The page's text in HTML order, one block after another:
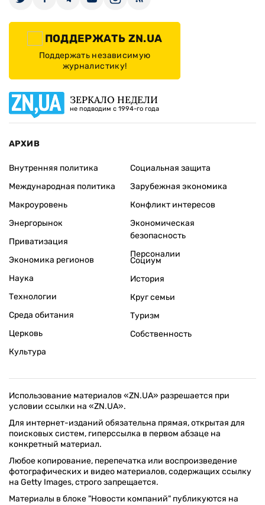
ПОДДЕРЖАТЬ ZN.UA
Поддержать независимую
журналистику!
ЗЕРКАЛО НЕДЕЛИ
не подводим с 1994-го года
АРХИВ
Внутренняя политика
Международная политика
Макроуровень
Энергорынок
Приватизация
Экономика регионов
Социальная защита
Зарубежная экономика
Конфликт интересов
Экономическая
безопасность
Персоналии
Наука
Технологии
Среда обитания
Церковь
Культура
Социум
История
Круг семьи
Туризм
Собственность
Использование материалов «ZN.UA» разрешается при
условии ссылки на «ZN.UA».
Для интернет-изданий обязательна прямая, открытая для
поисковых систем, гиперссылка в первом абзаце на
конкретный материал.
Любое копирование, перепечатка или воспроизведение
фотографических и видео материалов, содержащих ссылку
на Getty Images, строго запрещается.
Материалы в блоке "Новости компаний" публикуются на